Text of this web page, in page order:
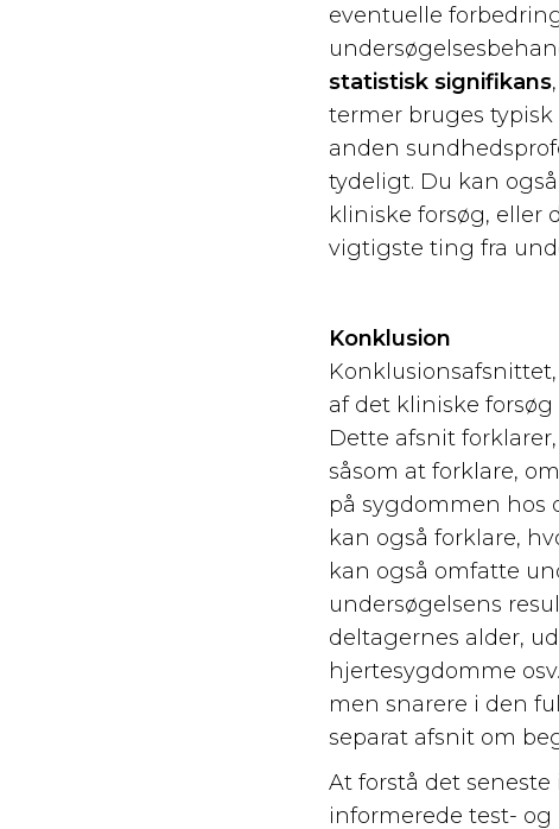
eventuelle
statistisk signifikans,
termer bruges
anden
tydeligt. Du kan
kliniske forsøg, eller
vigtigste ting fra
Konklusion
af det kliniske
Dette afsnit
såsom at forklare,
på sygdommen hos
kan også forklare,
kan også omfatte
undersøgelsens
deltagernes alder,
hjertesygdomme
men snarere i den
separat afsnit om
At forstå det
informerede test-